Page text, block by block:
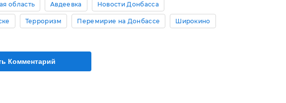
область Авдеевка Новости Донбасса
Терроризм Перемирие на Донбассе Широкино
Комментарий